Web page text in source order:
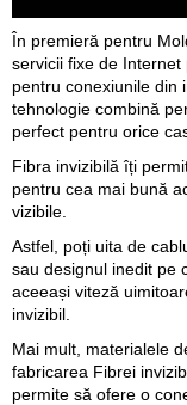
În premieră pentru
servicii fixe de
pentru conexiunile din
tehnologie combină
perfect pentru orice
Fibra invizibilă îți
pentru cea mai bună
vizibile.
Astfel, poți uita de
sau designul inedit pe
aceeași viteză
invizibil.
Mai mult, materialele
fabricarea Fibrei
permite să ofere o